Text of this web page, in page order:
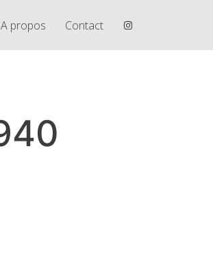
A propos Contact